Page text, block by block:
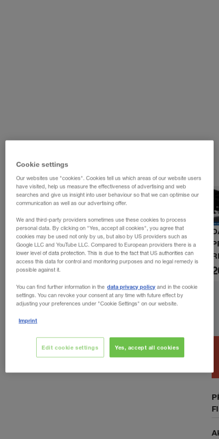
Cookie settings
Our websites use "cookies". Cookies tell us which areas of our website users
have visited, help us measure the effectiveness of advertising and web
searches and give us insight into user behaviour so that we can optimise our
communication as well as our advertising offer.
We and third-party providers sometimes use these cookies to process
personal data. By clicking on "Yes, accept all cookies", you agree that
cookies may be used not only by us, but also by US providers such as
Google LLC and YouTube LLC. Compared to European providers there is a
lower level of data protection. This is due to the fact that US authorities can
access this data for control and monitoring purposes and no legal remedy is
possible against it.
You can find further information in the data privacy policy and in the cookie
settings. You can revoke your consent at any time with future effect by
adjusting your preferences under "Cookie Settings" on our website.
Imprint
Yes, accept all cookies
Edit cookie settings